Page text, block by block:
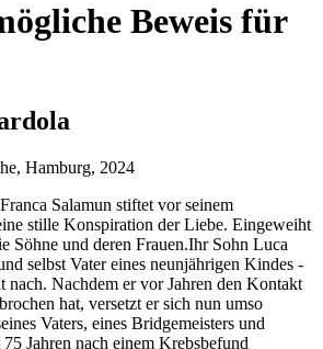
Beweis für
Hamburg, 2024
Salamun stiftet vor seinem
stille Konspiration der Liebe. Eingeweiht
Söhne und deren Frauen.Ihr Sohn Luca
selbst Vater eines neunjährigen Kindes -
nach. Nachdem er vor Jahren den Kontakt
hat, versetzt er sich nun umso
Vaters, eines Bridgemeisters und
Jahren nach einem Krebsbefund